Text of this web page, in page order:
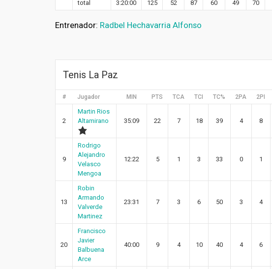
total 3:20:00 125 52 87 60 49 70
Entrenador: Radbel Hechavarria Alfonso
Tenis La Paz
# Jugador MIN PTS TCA TCI TC% 2PA 2PI
2
Martin Rios
Altamirano
35:09 22 7 18 39 4 8
9
Rodrigo
Alejandro
Velasco
Mengoa
12:22 5 1 3 33 0 1
13
Robin
Armando
Valverde
Martinez
23:31 7 3 6 50 3 4
20
Francisco
Javier
Balbuena
Arce
40:00 9 4 10 40 4 6